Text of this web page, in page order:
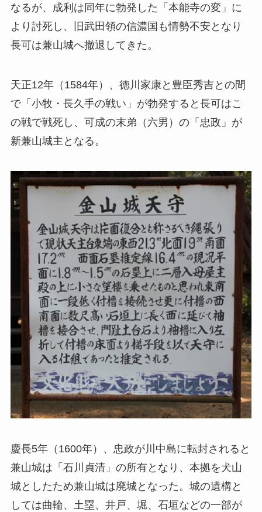
なるが、成利は同年に勃発した「本能寺の変」に
より討死し、旧武田領の信濃国も情勢不安となり
長可は兼山城へ撤退してきた。
天正12年（1584年）、徳川家康と豊臣秀吉との間
で「小牧・長久手の戦い」が勃発すると長可はこ
の戦で戦死し、可成の末弟（六男）の「忠政」が
新兼山城主となる。
慶長5年（1600年）、忠政が川中島に転封されると
兼山城は「石川貞清」の所有となり、本拠を犬山
城としたため兼山城は廃城となった。城の遺構と
しては曲輪、土塁、井戸、堀、石垣などの一部が